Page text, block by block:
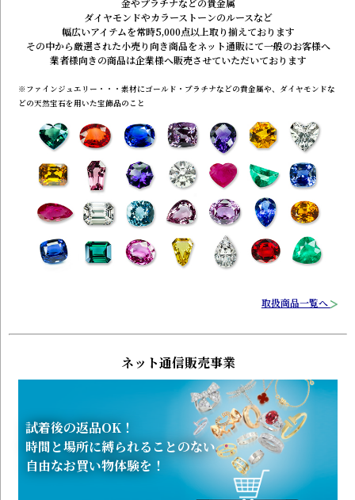
金やプラチナなどの貴金属
ダイヤモンドやカラーストーンのルースなど
幅広いアイテムを常時5,000点以上取り揃えております
その中から厳選された小売り向き商品をネット通販にて一般のお客様へ
業者様向きの商品は企業様へ販売させていただいております
※ファインジュエリー・・・素材にゴールド・プラチナなどの貴金属や、ダイヤモンドな
どの天然宝石を用いた宝飾品のこと
取扱商品一覧へ
ネット通信販売事業
試着後の返品OK！
時間と場所に縛られることのない
自由なお買い物体験を！